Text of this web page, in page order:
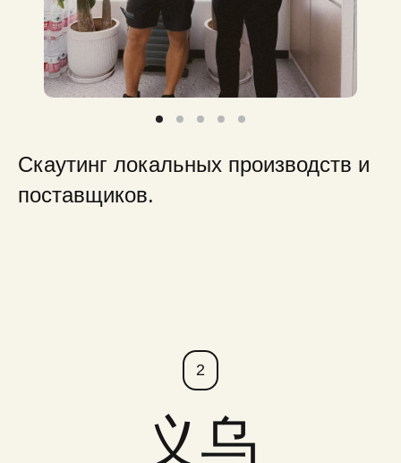
Скаутинг локальных производств и
поставщиков.
义乌
2